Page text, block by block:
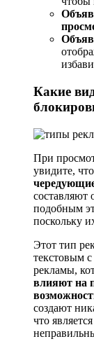
Какие
При
увидите,
составляют
подобным
поскольку
Этот тип
текстовым
рекламы,
влияют на
создают
что